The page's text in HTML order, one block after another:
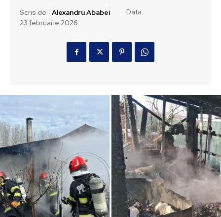
Scris de: Alexandru Ababei
Data:
23 februarie 2026